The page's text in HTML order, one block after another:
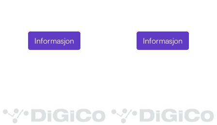
Informasjon Informasjon